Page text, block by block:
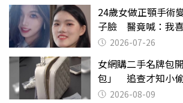
24歲女做正顎手術
子臉 醫竟喊：我
2026-07-26
女網購二手名牌包
包」 追查才知小
2026-08-09